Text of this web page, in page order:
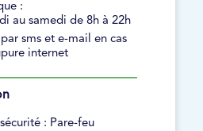
:
au samedi de 8h à 22h
sms et e-mail en cas
internet
: Pare-feu